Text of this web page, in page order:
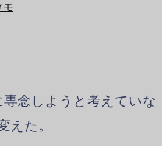
モ
念しようと考えていな
た。